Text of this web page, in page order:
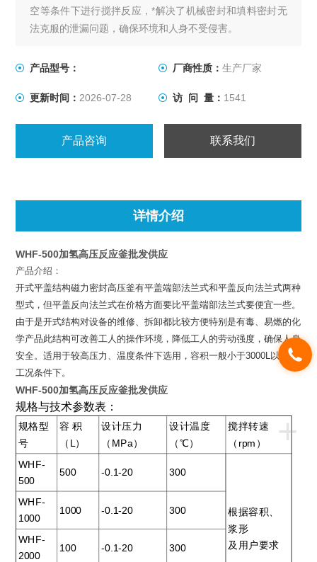
空等条件下进行搅拌反应，*解决了机械密封和填料密封无
法克服的泄漏问题，确保环境和人身不受侵害。
产品型号： 厂商性质： 生产厂家
更新时间： 2026-07-28 访 问 量： 1541
产品咨询 联系我们
详情介绍
WHF-500加氢高压反应釜批发供应
产品介绍：
开式平盖结构磁力密封高压釜有平盖端部法兰式和平盖反向法兰式两种
型式，但平盖反向法兰式在价格方面要比平盖端部法兰式要便宜一些。
由于是开式结构对设备的维修、拆卸都比较方便特别是有毒、易燃的化
学产品此结构可改善工人的操作环境，降低工人的劳动强度，确保人身
安全。适用于较高压力、温度条件下选用，容积一般小于3000L以下的
工况条件下。
WHF-500加氢高压反应釜批发供应
规格与技术参数表：
+
规格型
号
容 积
（L）
设计压力
（MPa）
设计温度
（℃）
搅拌转速
（rpm）
WHF-
500
500 -0.1-20 300
根据容积、
浆形
及用户要求
WHF-
1000
1000 -0.1-20 300
WHF-
2000
100 -0.1-20 300